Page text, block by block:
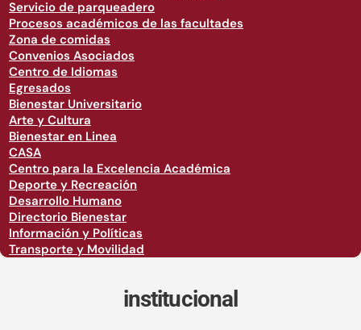
Servicio de parqueadero
Procesos académicos de las facultades
Zona de comidas
Convenios Asociados
Centro de Idiomas
Egresados
Bienestar Universitario
Arte y Cultura
Bienestar en Linea
CASA
Centro para la Excelencia Académica
Deporte y Recreación
Desarrollo Humano
Directorio Bienestar
Información y Políticas
Transporte y Movilidad
institucional